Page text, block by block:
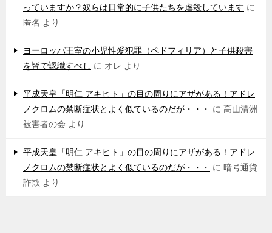
っていますか？奴らは日常的に子供たちを虐殺しています に
匿名 より
ヨーロッパ王室の小児性愛犯罪（ペドフィリア）と子供殺害
を皆で認識すべし に オレ より
平成天皇「明仁 アキヒト」の目の周りにアザがある！アドレ
ノクロムの禁断症状とよく似ているのだが・・・
に 高山清洲
被害者の会 より
平成天皇「明仁 アキヒト」の目の周りにアザがある！アドレ
ノクロムの禁断症状とよく似ているのだが・・・
に 暗号通貨
詐欺 より